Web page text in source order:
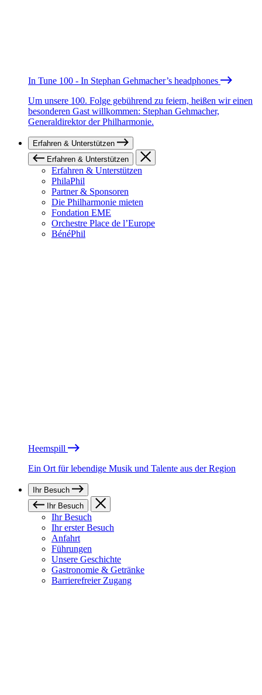
In Tune 100 - In Stephan Gehmacher’s headphones
Um unsere 100. Folge gebührend zu feiern, heißen wir einen
besonderen Gast willkommen: Stephan Gehmacher,
Generaldirektor der Philharmonie.
Erfahren & Unterstützen
Erfahren & Unterstützen
Erfahren & Unterstützen
PhilaPhil
Partner & Sponsoren
Die Philharmonie mieten
Fondation EME
Orchestre Place de l’Europe
BénéPhil
Heemspill
Ein Ort für lebendige Musik und Talente aus der Region
Ihr Besuch
Ihr Besuch
Ihr Besuch
Ihr erster Besuch
Anfahrt
Führungen
Unsere Geschichte
Gastronomie & Getränke
Barrierefreier Zugang